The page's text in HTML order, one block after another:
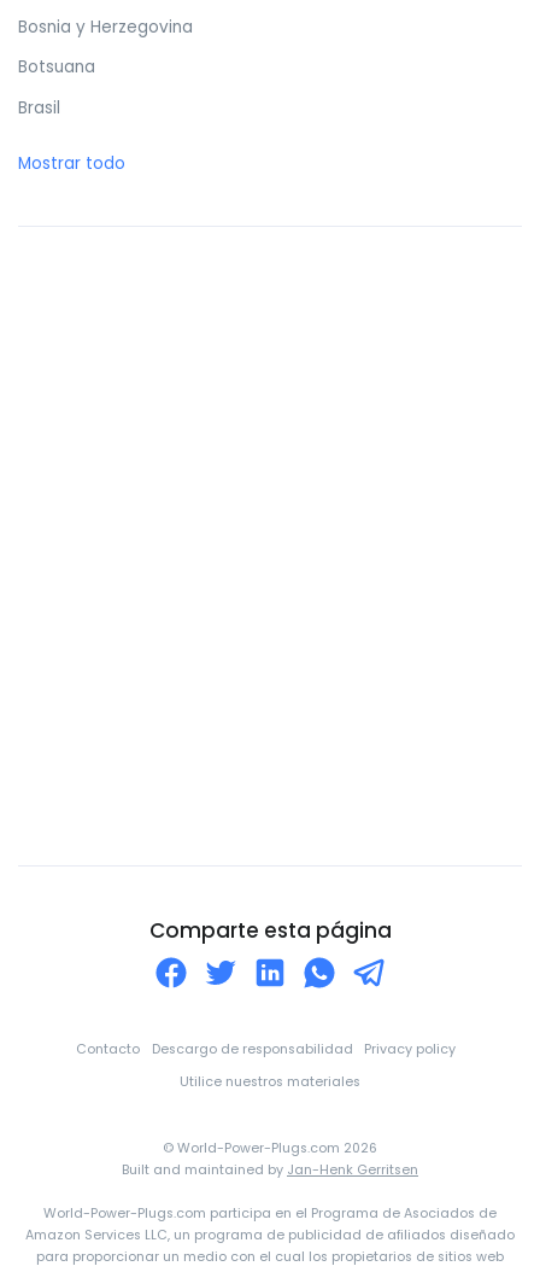
Bosnia y Herzegovina
Botsuana
Brasil
Burkina Faso
Costa Rica
Dinamarca
Djibouti
Mostrar todo
Comparte esta página
Contacto Descargo de responsabilidad
Privacy policy
Utilice nuestros materiales
© World-Power-Plugs.com 2026
Built and maintained by Jan-Henk Gerritsen
World-Power-Plugs.com participa en el Programa de Asociados de
Amazon Services LLC, un programa de publicidad de afiliados diseñado
para proporcionar un medio con el cual los propietarios de sitios web